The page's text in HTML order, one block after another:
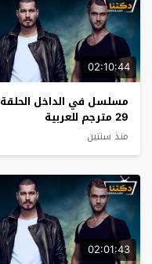
02:10:44
مسلسل في الداخل الحلقة
29 مترجم للعربية
منذ سنتين
02:01:43